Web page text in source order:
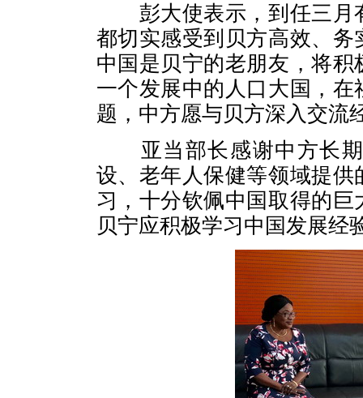
彭大使表示，到任三月
都切实感受到贝方高效、
中国是贝宁的老朋友，将
一个发展中的人口大国，
题，中方愿与贝方深入交流
亚当部长感谢中方长期
设、老年人保健等领域提
习，十分钦佩中国取得的
贝宁应积极学习中国发展经